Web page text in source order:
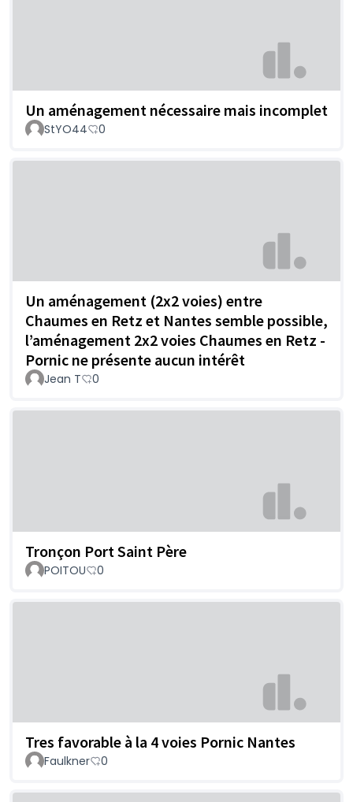
Un aménagement nécessaire mais incomplet
StYO44 0
Un aménagement (2x2 voies) entre
Chaumes en Retz et Nantes semble possible,
l’aménagement 2x2 voies Chaumes en Retz -
Pornic ne présente aucun intérêt
Jean T 0
Tronçon Port Saint Père
POITOU 0
Tres favorable à la 4 voies Pornic Nantes
Faulkner 0